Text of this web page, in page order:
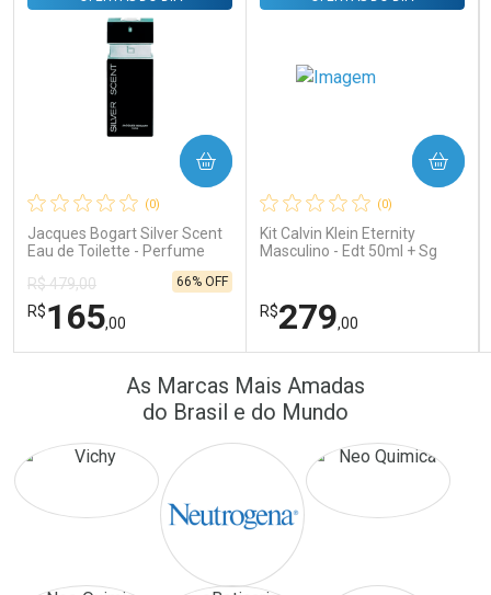
Comprar sem Desconto
Por R$ 64,90/cada
Comprar sem Desconto
Por R$ 64,90/cada
Comprar sem Desconto
Por R$ 171,26/cada
Comprar sem Desconto
Por R$ 171,26/cada
(0)
Jacques Bogart Silver Scent
Eau de Toilette - Perfume
R$ 479,00
R$165,00
66% OFF
COMPRAR
FECHAR
FECHAR
Por Menos
(0)
Kit Calvin Klein Eternity
Masculino - Edt 50ml + Sg
R$279,00
COMPRAR
Laboratório
Por Menos
As Marcas Mais Amadas
do Brasil e do Mundo